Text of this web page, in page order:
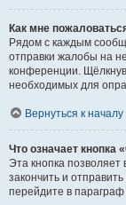
Как мне
Рядом с каждым
отправки жалобы на
конференции.
необходимых для
Вернуться к началу
Что означает кнопка
Эта кнопка
закончить и
перейдите в